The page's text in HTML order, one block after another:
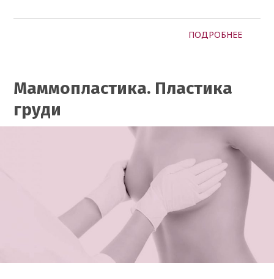
ПОДРОБНЕЕ
Маммопластика. Пластика
груди